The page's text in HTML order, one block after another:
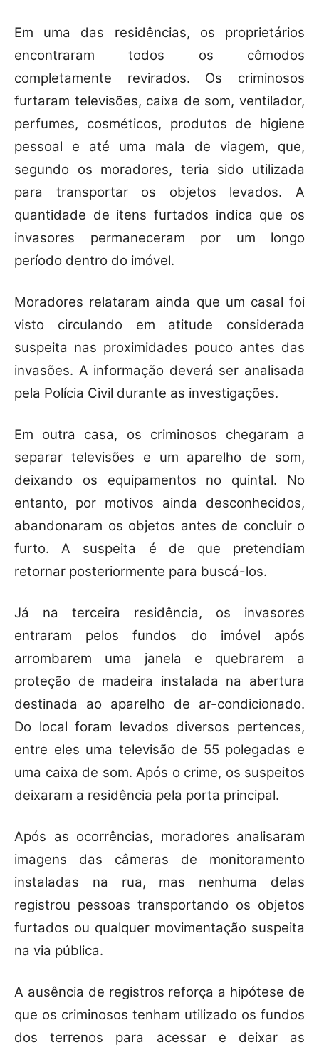
Em uma das residências, os proprietários
encontraram todos os cômodos
completamente revirados. Os criminosos
furtaram televisões, caixa de som, ventilador,
perfumes, cosméticos, produtos de higiene
pessoal e até uma mala de viagem, que,
segundo os moradores, teria sido utilizada
para transportar os objetos levados. A
quantidade de itens furtados indica que os
invasores permaneceram por um longo
período dentro do imóvel.
Moradores relataram ainda que um casal foi
visto circulando em atitude considerada
suspeita nas proximidades pouco antes das
invasões. A informação deverá ser analisada
pela Polícia Civil durante as investigações.
Em outra casa, os criminosos chegaram a
separar televisões e um aparelho de som,
deixando os equipamentos no quintal. No
entanto, por motivos ainda desconhecidos,
abandonaram os objetos antes de concluir o
furto. A suspeita é de que pretendiam
retornar posteriormente para buscá-los.
Já na terceira residência, os invasores
entraram pelos fundos do imóvel após
arrombarem uma janela e quebrarem a
proteção de madeira instalada na abertura
destinada ao aparelho de ar-condicionado.
Do local foram levados diversos pertences,
entre eles uma televisão de 55 polegadas e
uma caixa de som. Após o crime, os suspeitos
deixaram a residência pela porta principal.
Após as ocorrências, moradores analisaram
imagens das câmeras de monitoramento
instaladas na rua, mas nenhuma delas
registrou pessoas transportando os objetos
furtados ou qualquer movimentação suspeita
na via pública.
A ausência de registros reforça a hipótese de
que os criminosos tenham utilizado os fundos
dos terrenos para acessar e deixar as